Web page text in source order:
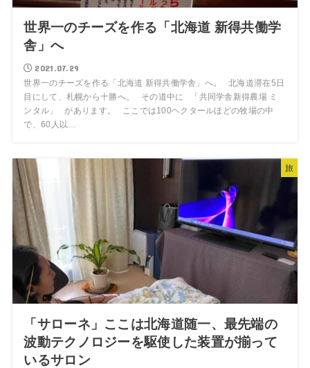
世界一のチーズを作る「北海道 新得共働学
舎」へ
2021.07.29
世界一のチーズを作る「北海道 新得共働学舎」へ。 北海道滞在5日
目にして、札幌から十勝へ。 その道中に 「共同学舎新得農場 ミ
ンタル」 があります。 ここでは100ヘクタールほどの牧場の中
で、60人以…
旅
「サローネ」ここは北海道随一、最先端の
波動テクノロジーを駆使した装置が揃って
いるサロン